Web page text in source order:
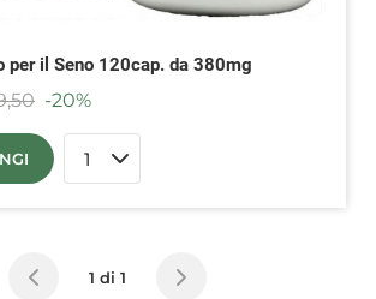
per il Seno 120cap. da 380mg
-20%
1 di 1